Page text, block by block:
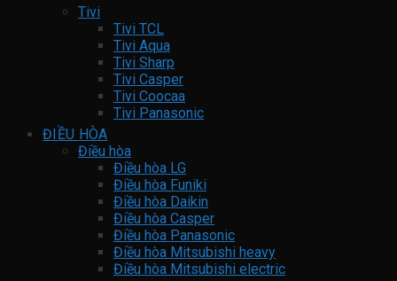
Tivi
Tivi TCL
Tivi Aqua
Tivi Sharp
Tivi Casper
Tivi Coocaa
Tivi Panasonic
ĐIỀU HÒA
Điều hòa
Điều hòa LG
Điều hòa Funiki
Điều hòa Daikin
Điều hòa Casper
Điều hòa Panasonic
Điều hòa Mitsubishi heavy
Điều hòa Mitsubishi electric